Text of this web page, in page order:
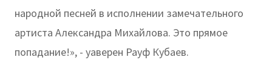
народной песней в исполнении замечательного
артиста Александра Михайлова. Это прямое
попадание!», - уаверен Рауф Кубаев.